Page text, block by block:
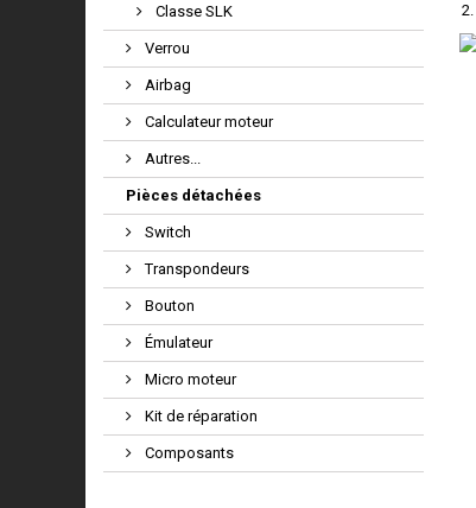
Classe SLK
Verrou
Airbag
Calculateur moteur
Autres...
Pièces détachées
Switch
Transpondeurs
Bouton
Émulateur
Micro moteur
Kit de réparation
Composants